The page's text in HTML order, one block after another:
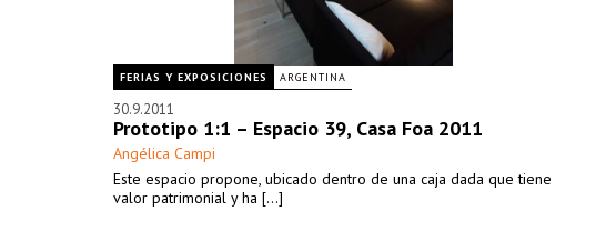
FERIAS Y EXPOSICIONES ARGENTINA
30.9.2011
Prototipo 1:1 – Espacio 39, Casa Foa 2011
Angélica Campi
Este espacio propone, ubicado dentro de una caja dada que tiene
valor patrimonial y ha [...]